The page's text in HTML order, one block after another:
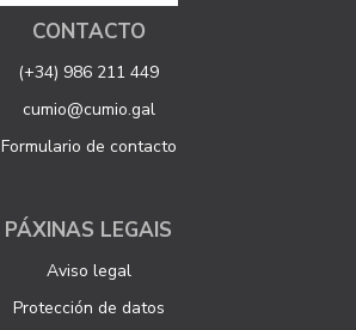
CONTACTO
(+34) 986 211 449
cumio@cumio.gal
Formulario de contacto
PÁXINAS LEGAIS
Aviso legal
Protección de datos